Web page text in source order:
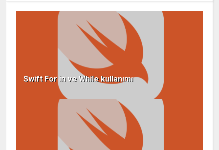
Swift For in ve While kullanımı